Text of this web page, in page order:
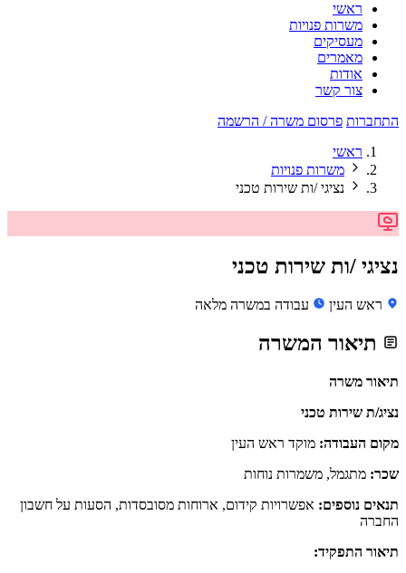
ראשי
משרות פנויות
מעסיקים
מאמרים
אודות
צור קשר
התחברות פרסום משרה / הרשמה
ראשי
משרות פנויות
נציגי /ות שירות טכני
נציגי /ות שירות טכני
ראש העין עבודה במשרה מלאה
תיאור המשרה
תיאור משרה
נציג/ת שירות טכני
מקום העבודה: מוקד ראש העין
שכר: מתגמל, משמרות נוחות
תנאים נוספים: אפשרויות קידום, ארוחות מסובסדות, הסעות על חשבון
החברה
תיאור התפקיד: